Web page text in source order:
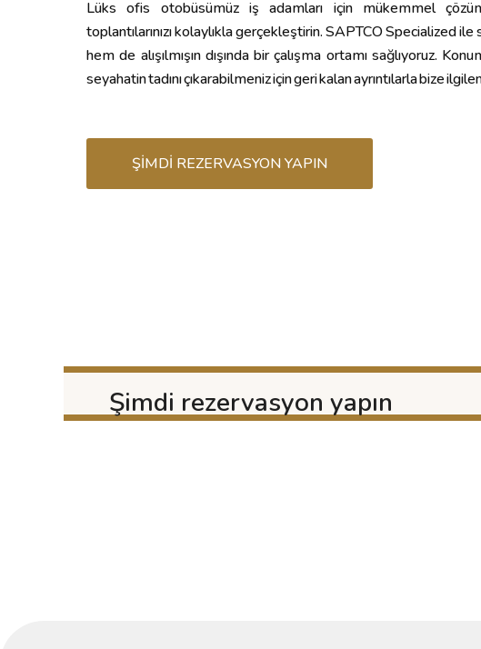
Lüks ofis otobüsümüz iş adamları için mükemmel
toplantılarınızı kolaylıkla gerçekleştirin. SAPTCO Specialized
hem de alışılmışın dışında bir çalışma ortamı sağlıyoruz.
seyahatin tadını çıkarabilmeniz için geri kalan ayrıntılarla bize
ŞIMDI REZERVASYON YAPIN
Şimdi rezervasyon yapın